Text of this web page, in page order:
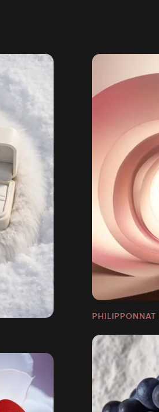
PHILIPPONNAT